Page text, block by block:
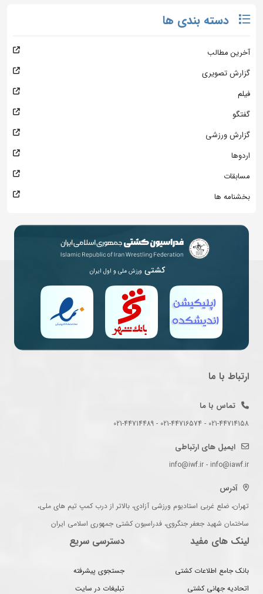
دسته بندی ها
آخرین مطالب
گزارش تصویری
فیلم
گفتگو
گزارش ورزشی
اردوها
مسابقات
بخشنامه ها
کشتی ورزش ملی و اول ایران
ارتباط با ما
تماس با ما
021-44714158 - 021-44716574 - 021-44714489
ایمیل های ارتباطی
info@iwf.ir - info@iawf.ir
آدرس
تهران، ضلع غربی استادیوم ورزشی آزادی، بالاتر از درب کمپ تیم های ملی،
ساختمان شهید جعفر جنگروی، فدراسیون کشتی جمهوری اسلامی ایران
لینک های مفید
بانک جامع اطلاعات کشتی
اتحادیه جهانی کشتی
دسترسی سریع
جستجوی پیشرفته
تبلیغات در سایت